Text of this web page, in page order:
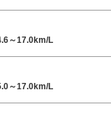
～17.0km/L
～17.0km/L